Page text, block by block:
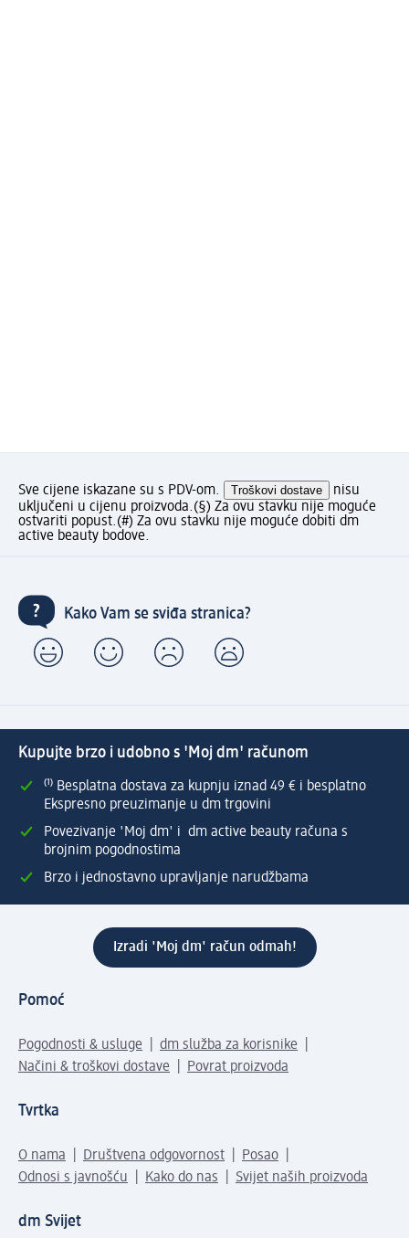
Sve cijene iskazane su s PDV-om. Troškovi dostave
nisu
uključeni u cijenu proizvoda.(§) Za ovu stavku nije moguće
ostvariti popust.(#) Za ovu stavku nije moguće dobiti dm
active beauty bodove.
Kako Vam se sviđa stranica?
Kupujte brzo i udobno s 'Moj dm' računom
⁽¹⁾ Besplatna dostava za kupnju iznad 49 € i besplatno
Ekspresno preuzimanje u dm trgovini
Povezivanje 'Moj dm' i dm active beauty računa s
brojnim pogodnostima
Brzo i jednostavno upravljanje narudžbama
Izradi 'Moj dm' račun odmah!
Pomoć
Pogodnosti & usluge
dm služba za korisnike
Načini & troškovi dostave
Povrat proizvoda
Tvrtka
O nama Društvena odgovornost
Posao
Odnosi s javnošću
Kako do nas Svijet naših proizvoda
dm Svijet